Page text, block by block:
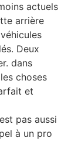
actuels
arrière
Deux
dans
choses
et
pas aussi
à un pro